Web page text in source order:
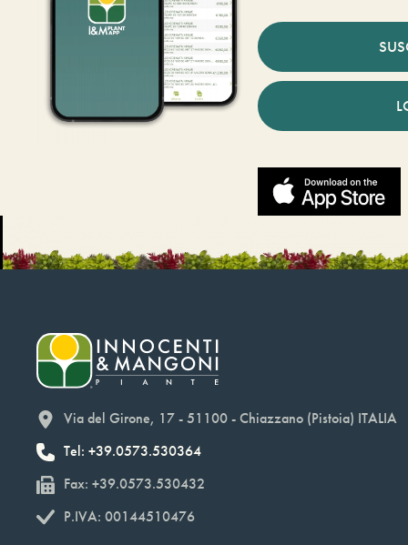
Via del Girone, 17 - 51100 - Chiazzano (Pistoia) ITALIA
Tel: +39.0573.530364
Fax: +39.0573.530432
P.IVA: 00144510476